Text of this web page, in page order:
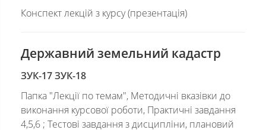
Конспект лекцій з курсу (презентація)
Державний земельний кадастр
ЗУК-17 ЗУК-18
Папка "Лекції по темам", Методичні вказівки до
виконання курсової роботи, Практичні завдання
4,5,6 ; Тестові завдання з дисципліни, плановий